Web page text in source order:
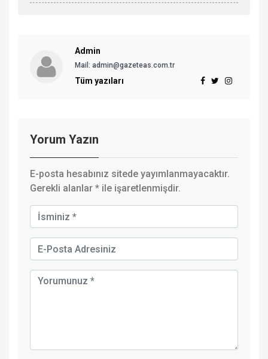
Admin
Mail: admin@gazeteas.com.tr
Tüm yazıları
Yorum Yazın
E-posta hesabınız sitede yayımlanmayacaktır.
Gerekli alanlar * ile işaretlenmişdir.